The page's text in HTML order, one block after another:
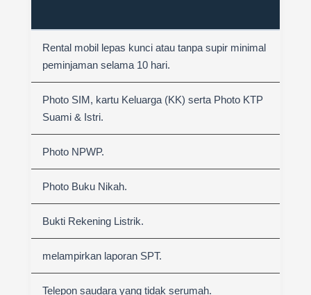
Rental mobil lepas kunci atau tanpa supir minimal
peminjaman selama 10 hari.
Photo SIM, kartu Keluarga (KK) serta Photo KTP
Suami & Istri.
Photo NPWP.
Photo Buku Nikah.
Bukti Rekening Listrik.
melampirkan laporan SPT.
Telepon saudara yang tidak serumah.